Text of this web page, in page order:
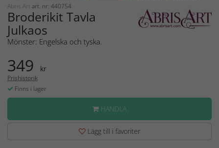
Abris Art art. nr: 440754
Broderikit Tavla
Julkaos
Mönster: Engelska och tyska.
349 kr
Prishistorik
Finns i lager
HANDLA
Lägg till i favoriter